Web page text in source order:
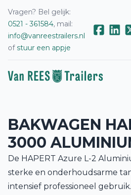
Vragen? Bel gelijk:
0521 - 361584, mail:
info@vanreestrailers.nl
ofstuur een appje
BAKWAGEN
3000
De HAPERT Azure L-2
sterke en onderhoudsarme
intensief professioneel